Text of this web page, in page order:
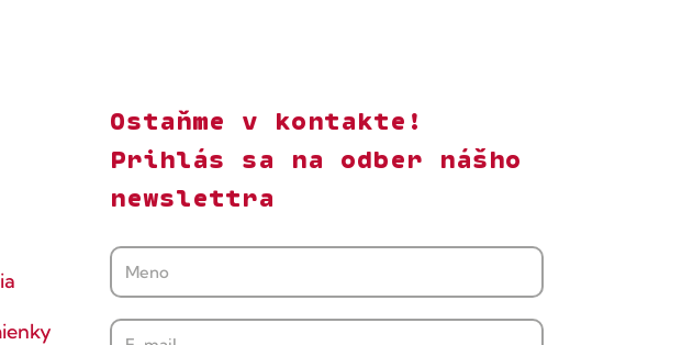
Ostaňme v kontakte!
Prihlás sa na odber nášho
newslettra